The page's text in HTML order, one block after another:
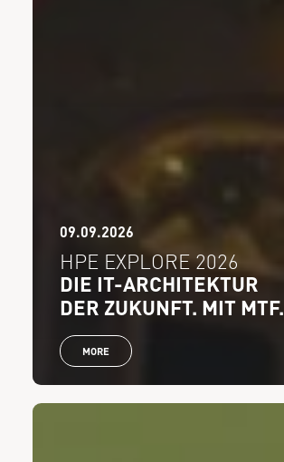
09.09.2026
HPE EXPLORE 2026
DIE IT-ARCHITEKTUR
DER ZUKUNFT. MIT MTF.
MORE